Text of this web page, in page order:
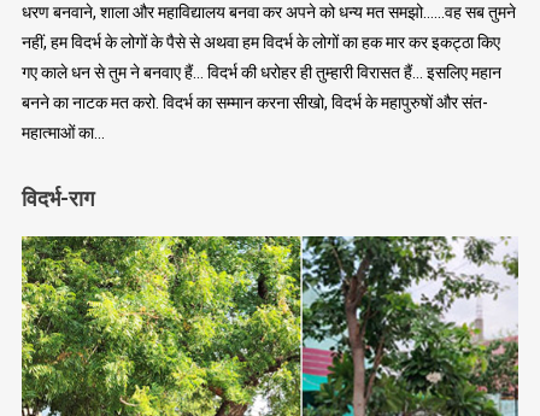
धरण बनवाने, शाला और महाविद्यालय बनवा कर अपने को धन्य मत समझो……वह सब तुमने
नहीं, हम विदर्भ के लोगों के पैसे से अथवा हम विदर्भ के लोगों का हक मार कर इकट्ठा किए
गए काले धन से तुम ने बनवाए हैं… विदर्भ की धरोहर ही तुम्हारी विरासत हैं… इसलिए महान
बनने का नाटक मत करो. विदर्भ का सम्मान करना सीखो, विदर्भ के महापुरुषों और संत-
महात्माओं का…
विदर्भ-राग